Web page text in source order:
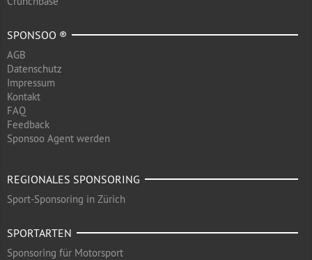
SPONSOO ®
AGB
Datenschutz
Impressum
Kontakt
FAQ
Feedback
Sponsoo Agent werden
REGIONALES SPONSORING
Sport-Sponsoring in Zürich
SPORTARTEN
Sponsoring für Motorsport